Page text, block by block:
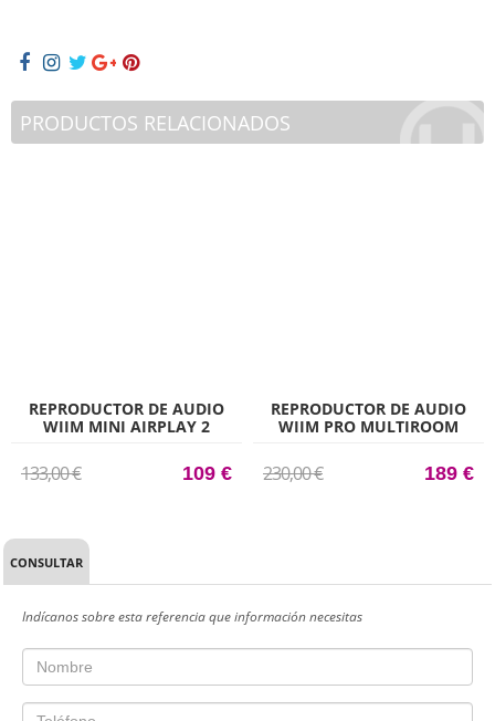
PRODUCTOS RELACIONADOS
REPRODUCTOR DE AUDIO
WIIM MINI AIRPLAY 2
133,00 € 109 €
REPRODUCTOR DE AUDIO
WIIM PRO MULTIROOM
230,00 € 189 €
CONSULTAR
Indícanos sobre esta referencia que información necesitas